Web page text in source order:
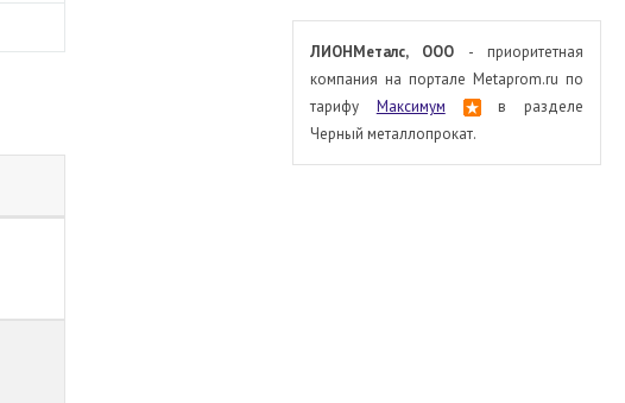
ЛИОНМеталс, ООО - приоритетная
компания на портале Metaprom.ru по
тарифу Максимум
в разделе
Черный металлопрокат.